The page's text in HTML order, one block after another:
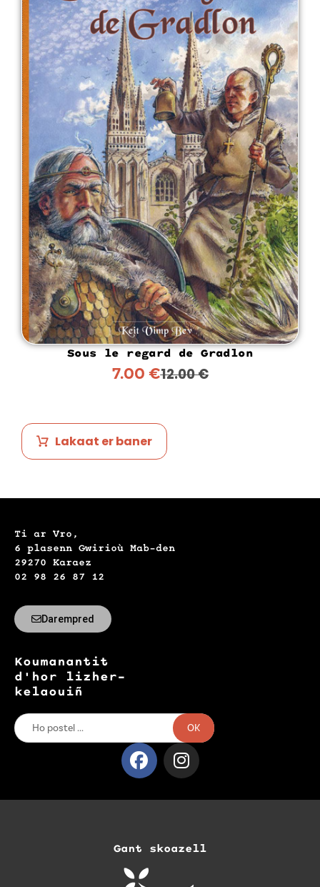
Sous le regard de Gradlon
12.00€
7.00 €
Lakaat er baner
Ti ar Vro,
6 plasenn Gwirioù Mab-den
29270 Karaez
02 98 26 87 12
Darempred
Koumanantit
d'hor lizher-
kelaouiñ
OK
Gant skoazell